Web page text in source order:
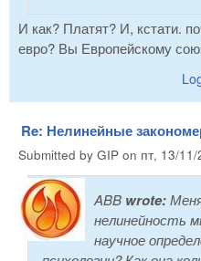
И как? Платят? И, кстати.
евро? Вы Европейскому
Re: Нелинейные
Submitted by GIP on пт, 13/
ABB wrote:
нелинейность
научное